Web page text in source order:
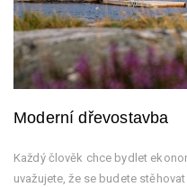
Moderní dřevostavba
Každý člověk chce bydlet
uvažujete, že se budete